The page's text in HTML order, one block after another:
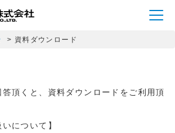
資料ダウンロード
頂くと、資料ダウンロードをご利用頂
について】